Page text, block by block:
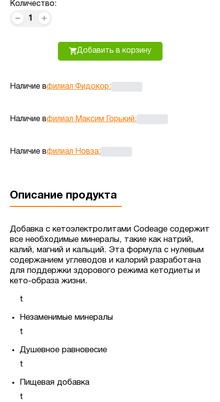
Количество:
1
Добавить в корзину
Наличие вфилиал Фидокор:
Наличие вфилиал Максим Горький:
Наличие вфилиал Новза:
Описание продукта
Добавка с кетоэлектролитами Codeage содержит
все необходимые минералы, такие как натрий,
калий, магний и кальций. Эта формула с нулевым
содержанием углеводов и калорий разработана
для поддержки здорового режима кетодиеты и
кето-образа жизни.
t
Незаменимые минералы
t
Душевное равновесие
t
Пищевая добавка
t